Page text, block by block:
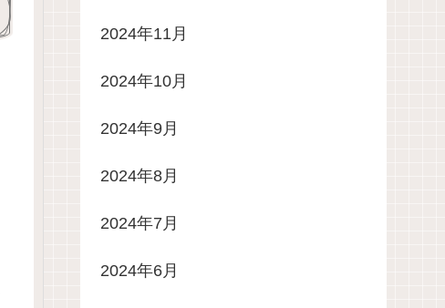
2024年11月
2024年10月
2024年9月
2024年8月
2024年7月
2024年6月